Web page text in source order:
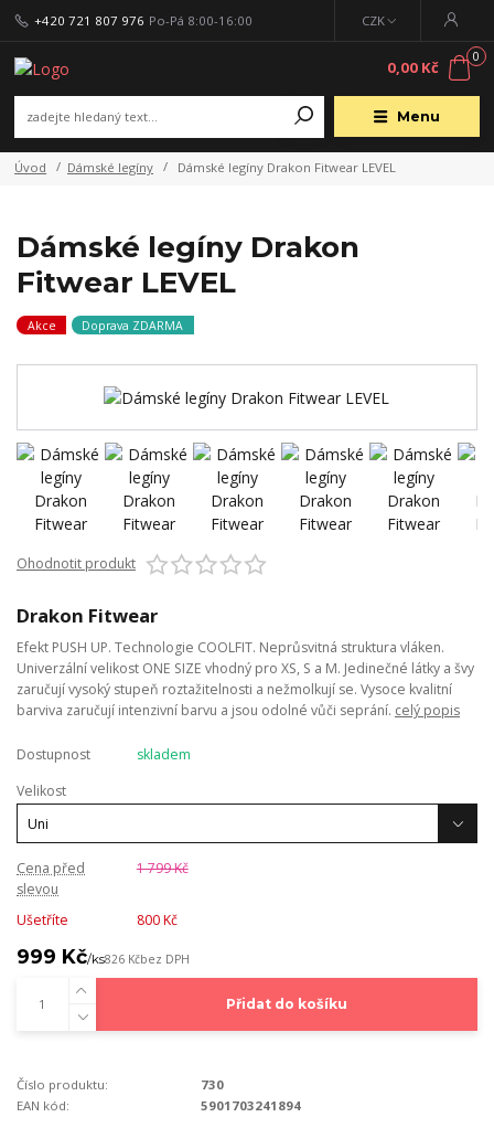
Menu
CZK
+420 721 807 976 Po-Pá 8:00-16:00
0
0,00 Kč
Úvod Dámské legíny Dámské legíny Drakon Fitwear LEVEL
Dámské legíny Drakon
Fitwear LEVEL
Akce Doprava ZDARMA
Ohodnotit produkt
Drakon Fitwear
Efekt PUSH UP. Technologie COOLFIT. Neprůsvitná struktura vláken.
Univerzální velikost ONE SIZE vhodný pro XS, S a M. Jedinečné látky a švy
zaručují vysoký stupeň roztažitelnosti a nežmolkují se. Vysoce kvalitní
barviva zaručují intenzivní barvu a jsou odolné vůči seprání. celý popis
Dostupnost
skladem
Velikost
Cena před
slevou
1 799 Kč
Ušetříte 800 Kč
999 Kč/ks826 Kčbez DPH
Přidat do košíku
Číslo produktu:
730
EAN kód:
5901703241894